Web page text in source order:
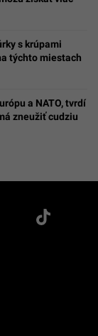
s krúpami
týchto miestach
a NATO, tvrdí
zneužiť cudziu